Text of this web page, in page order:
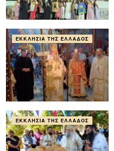
ΕΚΚΛΗΣΊΑ ΤΗΣ ΕΛΛΆΔΟΣ
ΕΚΚΛΗΣΊΑ ΤΗΣ ΕΛΛΆΔΟΣ